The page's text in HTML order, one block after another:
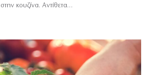
κουζίνα. Αντίθετα…